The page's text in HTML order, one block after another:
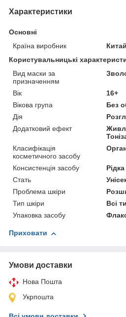
Характеристики
Основні
Країна виробник
Китай
Користувальницькі
Вид маски за
призначенням
Вік
16+
Вікова група
Без
Дія
Додатковий ефект
Класифікація
косметичного засобу
Консистенція засобу
Рідка
Стать
Проблема шкіри
Тип шкіри
Всі
Упаковка засобу
Приховати
Умови доставки
Нова Пошта
Укрпошта